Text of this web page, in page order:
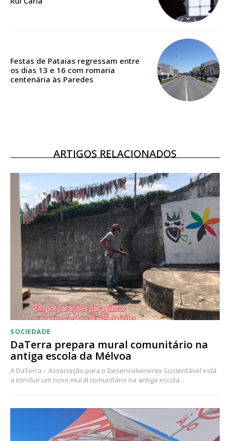
Escolha o plano
DIGITAL ANUAL
16€
12 meses
Acesso ao conteúdo online
Acesso aos conteúdos Exclusivos para
assinantes
Ofertas para assinatura anual
Escolha o plano
Festas de Pataias regressam entre
os dias 13 e 16 com romaria
centenária às Paredes
ARTIGOS RELACIONADOS
SOCIEDADE
DaTerra prepara mural comunitário na
antiga escola da Mélvoa
A DaTerra – Associação para o Desenvolvimento Sustentável está
a concluir um novo mural comunitário na antiga escola...